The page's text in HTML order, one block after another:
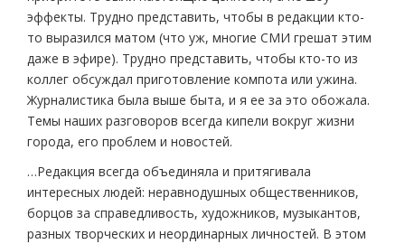
эффекты. Трудно представить, чтобы в редакции кто-
то выразился матом (что уж, многие СМИ грешат этим
даже в эфире). Трудно представить, чтобы кто-то из
коллег обсуждал приготовление компота или ужина.
Журналистика была выше быта, и я ее за это обожала.
Темы наших разговоров всегда кипели вокруг жизни
города, его проблем и новостей.
…Редакция всегда объединяла и притягивала
интересных людей: неравнодушных общественников,
борцов за справедливость, художников, музыкантов,
разных творческих и неординарных личностей. В этом